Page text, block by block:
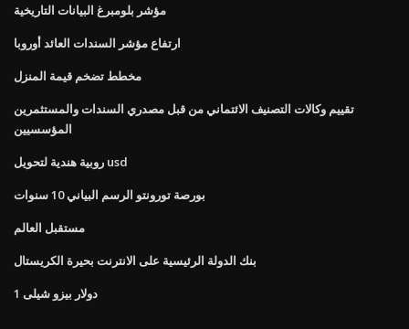
مؤشر بلومبرغ البيانات التاريخية
ارتفاع مؤشر السندات العائد أوروبا
مخطط تضخم قيمة المنزل
تقييم وكالات التصنيف الائتماني من قبل مصدري السندات والمستثمرين
المؤسسيين
روبية هندية لتحويل usd
بورصة تورونتو الرسم البياني 10 سنوات
مستقبل العالم
بنك الدولة الرئيسية على الانترنت بحيرة الكريستال
1 دولار بيزو شيلى